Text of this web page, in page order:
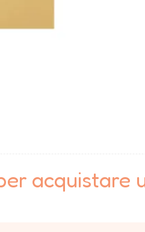
acquistare